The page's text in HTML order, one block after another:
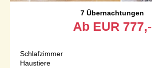
7 Übernachtungen
Ab EUR 777,-
Schlafzimmer
Haustiere